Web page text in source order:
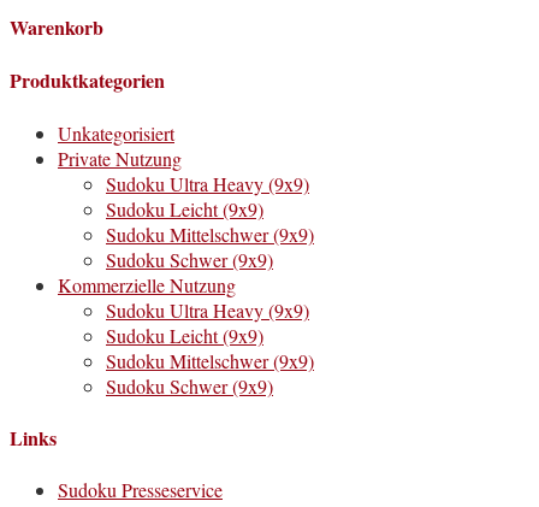
Warenkorb
Produktkategorien
Unkategorisiert
Private Nutzung
Sudoku Ultra Heavy (9x9)
Sudoku Leicht (9x9)
Sudoku Mittelschwer (9x9)
Sudoku Schwer (9x9)
Kommerzielle Nutzung
Sudoku Ultra Heavy (9x9)
Sudoku Leicht (9x9)
Sudoku Mittelschwer (9x9)
Sudoku Schwer (9x9)
Links
Sudoku Presseservice